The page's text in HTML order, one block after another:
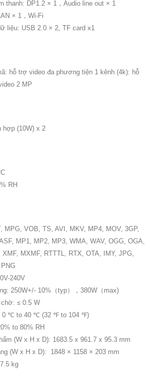
thanh: DP1.2 × 1，Audio line out × 1
× 1，Wi-Fi
liệu: USB 2.0 × 2, TF card x1
hỗ trợ video đa phương tiện 1 kênh (4k): hỗ
2 MP
hợp (10W) x 2
C
RH
MPG, VOB, TS, AVI, MKV, MP4, MOV, 3GP,
MP1, MP2, MP3, WMA, WAV, OGG, OGA,
XMF, MXMF, RTTTL, RTX, OTA, IMY, JPG,
240V
250W+/- 10%（typ），380W（max)
≤ 0.5 W
0 ℃ to 40 ℃ (32 ℉ to 104 ℉)
to 80% RH
(W x H x D): 1683.5 x 961.7 x 95.3 mm
(W x H x D): 1848 × 1158 × 203 mm
kg